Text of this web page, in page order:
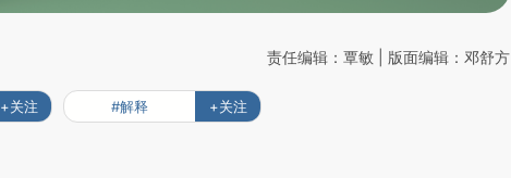
责任编辑：覃敏 | 版面编辑：邓舒方
+关注 #解释 +关注